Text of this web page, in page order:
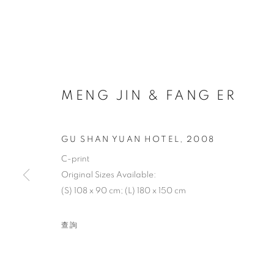
MENG JIN & FANG ER
GU SHAN YUAN HOTEL , 2008
C-print
Original Sizes Available:
(S) 108 x 90 cm; (L) 180 x 150 cm
查詢